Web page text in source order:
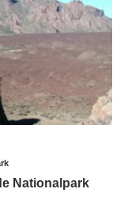
Nationalpark